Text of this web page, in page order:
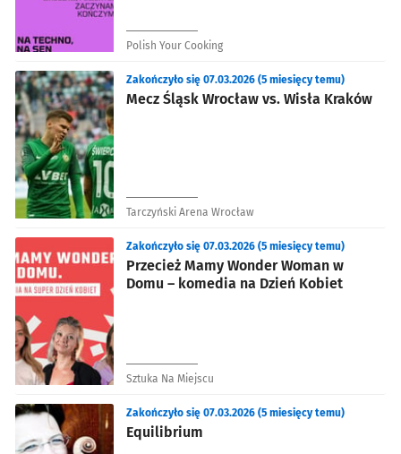
Polish Your Cooking
Mecz Śląsk Wrocław vs. Wisła Kraków
Zakończyło się 07.03.2026 (5 miesięcy temu)
Tarczyński Arena Wrocław
Przecież Mamy Wonder Woman w
Domu – komedia na Dzień Kobiet
Zakończyło się 07.03.2026 (5 miesięcy temu)
Sztuka Na Miejscu
Equilibrium
Zakończyło się 07.03.2026 (5 miesięcy temu)